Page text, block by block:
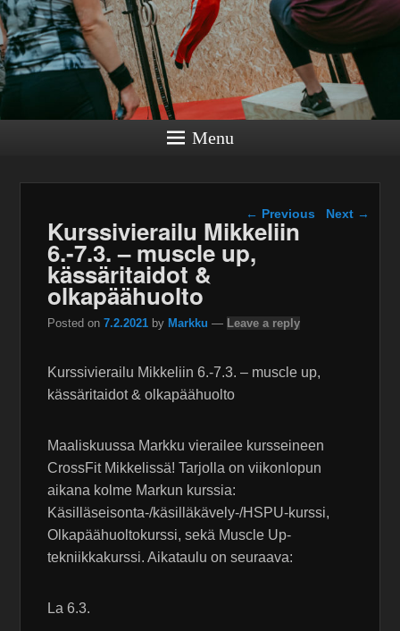
Menu
Post navigation
← Previous Next →
Kurssivierailu Mikkeliin
6.-7.3. – muscle up,
kässäritaidot &
olkapäähuolto
Posted on7.2.2021 by Markku — Leave a reply
Kurssivierailu Mikkeliin 6.-7.3. – muscle up,
kässäritaidot & olkapäähuolto
Maaliskuussa Markku vierailee kursseineen
CrossFit Mikkelissä! Tarjolla on viikonlopun
aikana kolme Markun kurssia:
Käsilläseisonta-/käsilläkävely-/HSPU-kurssi,
Olkapäähuoltokurssi, sekä Muscle Up-
tekniikkakurssi. Aikataulu on seuraava:
La 6.3.